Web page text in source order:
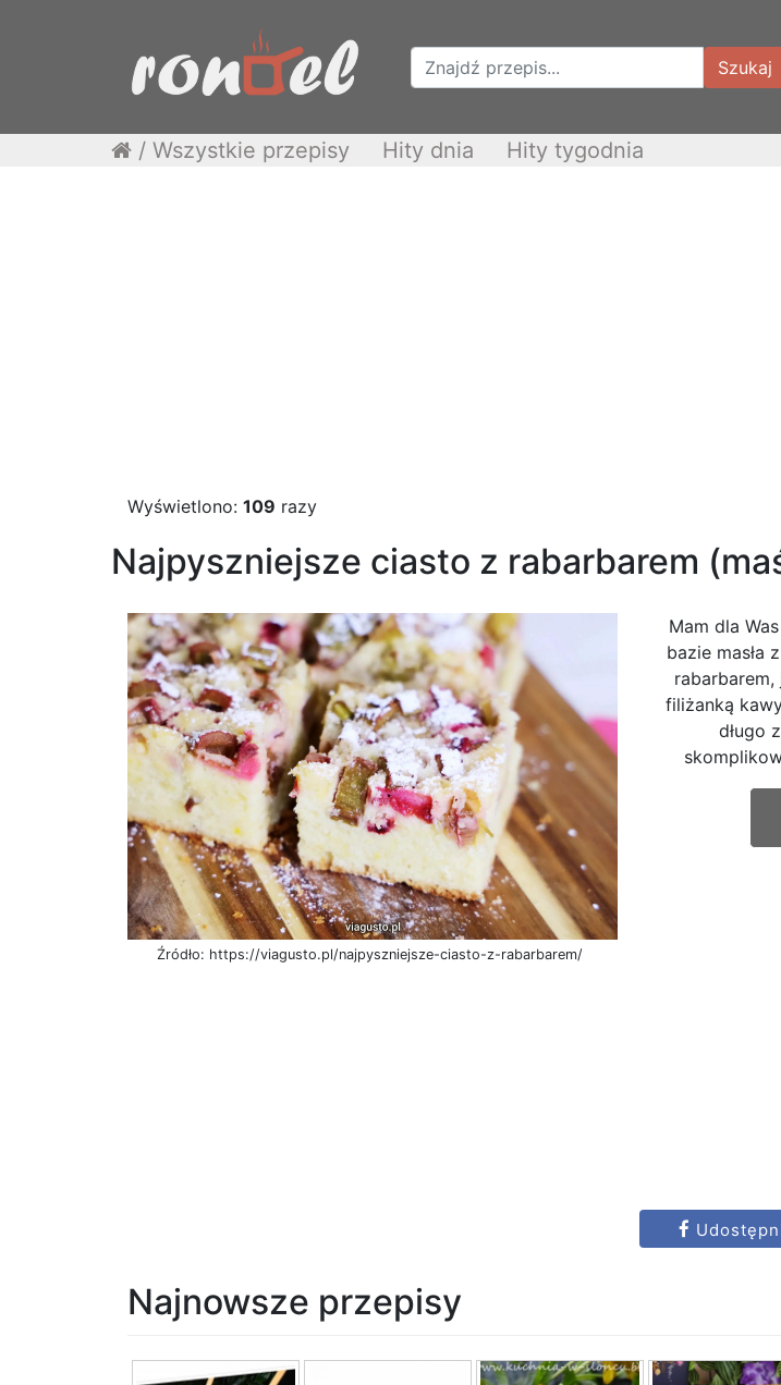
Szukaj
/ Wszystkie przepisy Hity dnia Hity tygodnia
Wyświetlono: 109 razy
Najpyszniejsze ciasto z rabarbarem
Źródło: https://viagusto.pl/najpyszniejsze-ciasto-z-rabarbarem/
Mam dla
bazie masła
rabarbarem,
filiżanką
długo
Najnowsze przepisy